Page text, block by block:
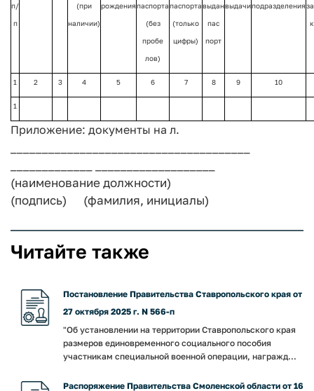
п/
п
(при
наличии)
рожденияпаспорта
(без
пробе
лов)
паспорта
(только
цифры)
выдан
пас
порт
выдачиподразделения
1 2 3 4 5 6 7 8 9 10
1
Приложение: документы на л.
(наименование должности)
(подпись) (фамилия, инициалы)
Читайте также
Постановление Правительства Ставропольского края от
27 октября 2025 г. N 566-п
"Об установлении на территории Ставропольского края
размеров единовременного социального пособия
участникам специальной военной операции, награжд...
Распоряжение Правительства Смоленской области от 16